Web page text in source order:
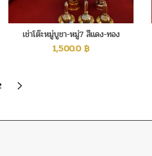
เช่าโต๊ะหมู่บูชา-หมู่7 สีแดง-ทอง
1,500.0 ฿